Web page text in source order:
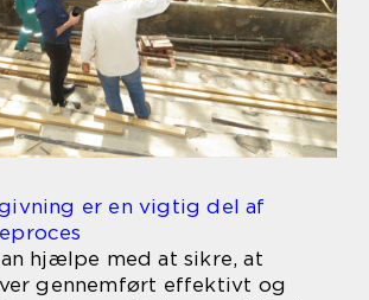
er en vigtig del af
hjælpe med at sikre, at
gennemført effektivt og